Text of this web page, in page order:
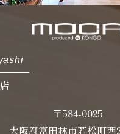
〒584-0025
大阪府富田林市若松町西